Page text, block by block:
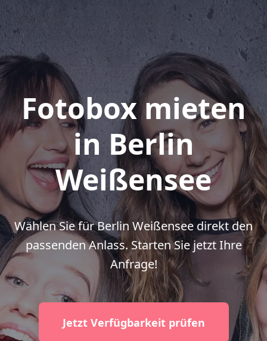
Fotobox mieten
in Berlin
Weißensee
Wählen Sie für Berlin Weißensee direkt den
passenden Anlass. Starten Sie jetzt Ihre
Anfrage!
Jetzt Verfügbarkeit prüfen